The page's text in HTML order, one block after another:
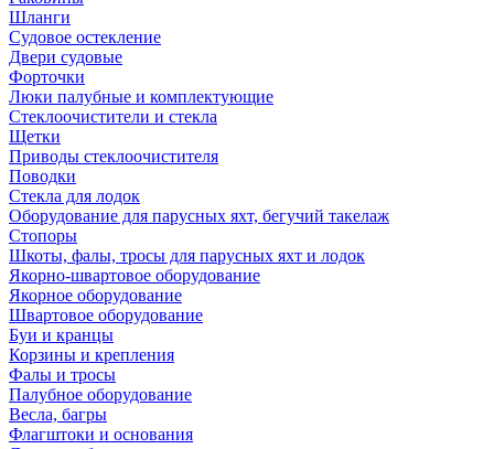
Шланги
Судовое остекление
Двери судовые
Форточки
Люки палубные и комплектующие
Стеклоочистители и стекла
Щетки
Приводы стеклоочистителя
Поводки
Стекла для лодок
Оборудование для парусных яхт, бегучий такелаж
Стопоры
Шкоты, фалы, тросы для парусных яхт и лодок
Якорно-швартовое оборудование
Якорное оборудование
Швартовое оборудование
Буи и кранцы
Корзины и крепления
Фалы и тросы
Палубное оборудование
Весла, багры
Флагштоки и основания